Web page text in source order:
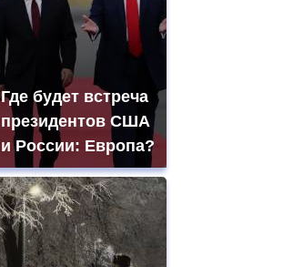
Где будет встреча
президентов США
и России: Европа?